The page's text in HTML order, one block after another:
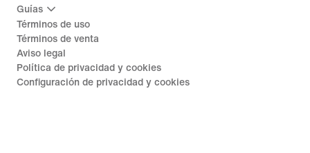
Guías
Términos de uso
Términos de venta
Aviso legal
Política de privacidad y cookies
Configuración de privacidad y cookies